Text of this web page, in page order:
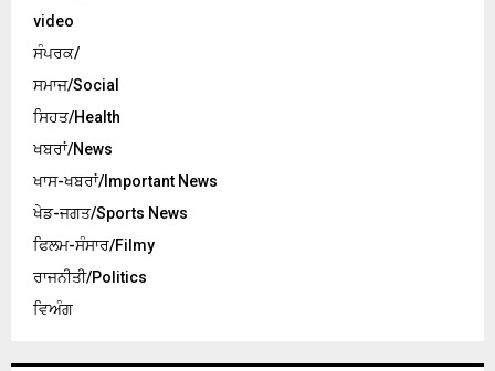
video
ਸੰਪਰਕ/
ਸਮਾਜ/Social
ਸਿਹਤ/Health
ਖਬਰਾਂ/News
ਖਾਸ-ਖਬਰਾਂ/Important News
ਖੇਡ-ਜਗਤ/Sports News
ਫਿਲਮ-ਸੰਸਾਰ/Filmy
ਰਾਜਨੀਤੀ/Politics
ਵਿਅੰਗ